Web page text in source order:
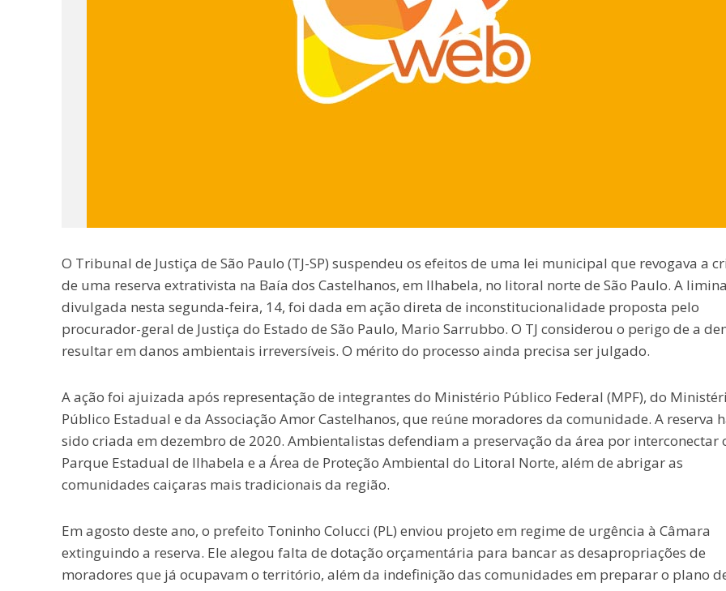
O Tribunal de Justiça de São Paulo (TJ-SP) suspendeu os efeitos de uma lei municipal que revogava a
de uma reserva extrativista na Baía dos Castelhanos, em Ilhabela, no litoral norte de São Paulo. A
divulgada nesta segunda-feira, 14, foi dada em ação direta de inconstitucionalidade proposta pelo
procurador-geral de Justiça do Estado de São Paulo, Mario Sarrubbo. O TJ considerou o perigo de a
resultar em danos ambientais irreversíveis. O mérito do processo ainda precisa ser julgado.
A ação foi ajuizada após representação de integrantes do Ministério Público Federal (MPF), do
Público Estadual e da Associação Amor Castelhanos, que reúne moradores da comunidade. A reserva
sido criada em dezembro de 2020. Ambientalistas defendiam a preservação da área por interconectar
Parque Estadual de Ilhabela e a Área de Proteção Ambiental do Litoral Norte, além de abrigar as
comunidades caiçaras mais tradicionais da região.
Em agosto deste ano, o prefeito Toninho Colucci (PL) enviou projeto em regime de urgência à Câmara
extinguindo a reserva. Ele alegou falta de dotação orçamentária para bancar as desapropriações de
moradores que já ocupavam o território, além da indefinição das comunidades em preparar o plano